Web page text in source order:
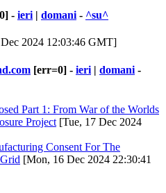
- ieri | domani - ^su^
2024 12:03:46 GMT]
[err=0] - ieri | domani -
Part 1: From War of the Worlds
Project [Tue, 17 Dec 2024
Consent For The
[Mon, 16 Dec 2024 22:30:41